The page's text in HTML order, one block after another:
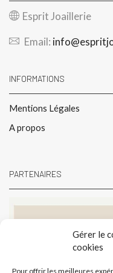
Gérer le
cookies
Pour offrir les meilleures
Esprit Joaillerie
Email:
INFORMATIONS
Mentions Légales
A propos
PARTENAIRES